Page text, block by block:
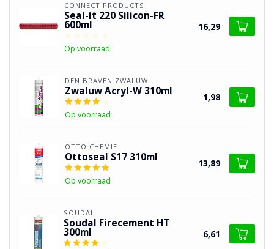
CONNECT PRODUCTS
Seal-it 220 Silicon-FR
600ml
Op voorraad
16,29
DEN BRAVEN ZWALUW
Zwaluw Acryl-W 310ml
Op voorraad
1,98
OTTO CHEMIE
Ottoseal S17 310ml
Op voorraad
13,89
SOUDAL
Soudal Firecement HT
300ml 6,61